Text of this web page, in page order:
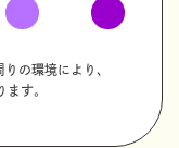
の環境により、
す。